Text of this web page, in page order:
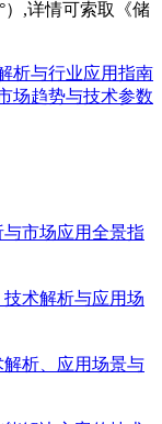
）,详情可索取《储
析与行业应用指南
场趋势与技术参数
市场应用全景指
术解析与应用场
析、应用场景与